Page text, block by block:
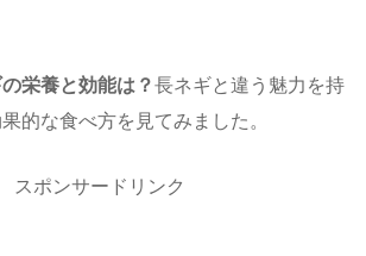
栄養と効能は？長ネギと違う魅力を持
的な食べ方を見てみました。
スポンサードリンク